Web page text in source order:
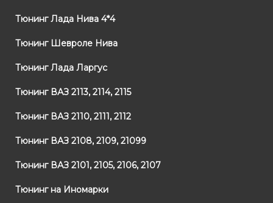
Тюнинг Лада Нива 4*4
Тюнинг Шевроле Нива
Тюнинг Лада Ларгус
Тюнинг ВАЗ 2113, 2114, 2115
Тюнинг ВАЗ 2110, 2111, 2112
Тюнинг ВАЗ 2108, 2109, 21099
Тюнинг ВАЗ 2101, 2105, 2106, 2107
Тюнинг на Иномарки